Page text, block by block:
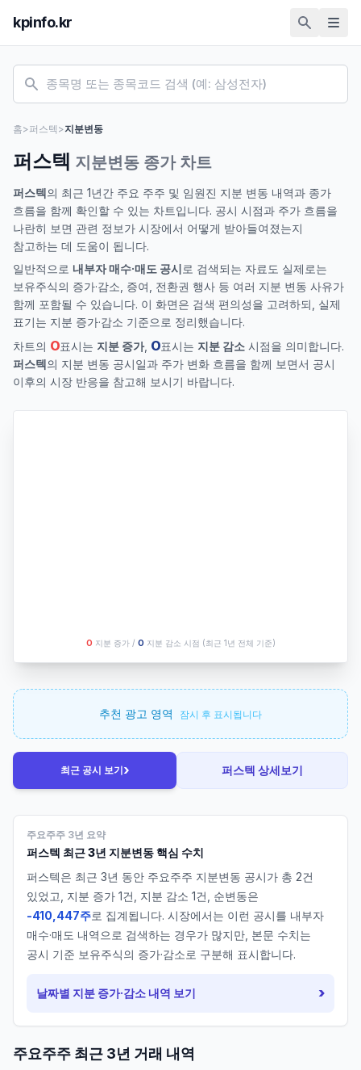
kpinfo.kr
홈>퍼스텍 >지분변동
퍼스텍 지분변동 종가 차트
퍼스텍의 최근 1년간 주요 주주 및 임원진 지분 변동 내역과 종가
흐름을 함께 확인할 수 있는 차트입니다. 공시 시점과 주가 흐름을
나란히 보면 관련 정보가 시장에서 어떻게 받아들여졌는지
참고하는 데 도움이 됩니다.
일반적으로 내부자 매수·매도 공시로 검색되는 자료도 실제로는
보유주식의 증가·감소, 증여, 전환권 행사 등 여러 지분 변동 사유가
함께 포함될 수 있습니다. 이 화면은 검색 편의성을 고려하되, 실제
표기는 지분 증가·감소 기준으로 정리했습니다.
차트의 O표시는 지분 증가, O표시는 지분 감소 시점을 의미합니다.
퍼스텍의 지분 변동 공시일과 주가 변화 흐름을 함께 보면서 공시
이후의 시장 반응을 참고해 보시기 바랍니다.
O 지분 증가 / O 지분 감소 시점 (최근 1년 전체 기준)
추천 광고 영역 잠시 후 표시됩니다
최근 공시 보기› 퍼스텍 상세보기
주요주주 3년 요약
퍼스텍 최근 3년 지분변동 핵심 수치
퍼스텍은 최근 3년 동안 주요주주 지분변동 공시가 총 2건
있었고, 지분 증가 1건, 지분 감소 1건, 순변동은
-410,447주로 집계됩니다. 시장에서는 이런 공시를 내부자
매수·매도 내역으로 검색하는 경우가 많지만, 본문 수치는
공시 기준 보유주식의 증가·감소로 구분해 표시합니다.
날짜별 지분 증가·감소 내역 보기 ›
주요주주 최근 3년 거래 내역